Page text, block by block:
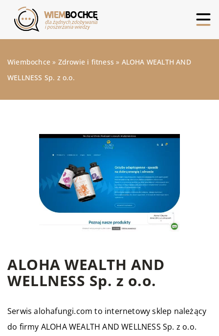
Wiembochce » Zdrowie i fitness » ALOHA WEALTH AND
WELLNESS Sp. z o.o.
ALOHA WEALTH AND
WELLNESS Sp. z o.o.
Serwis alohafungi.com to internetowy sklep należący
do firmy ALOHA WEALTH AND WELLNESS Sp. z o.o.